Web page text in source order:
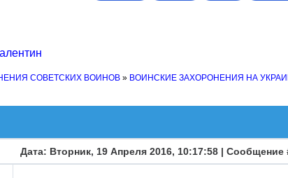
СОВЕТСКИХ ВОИНОВ » ВОИНСКИЕ ЗАХОРОНЕНИЯ НА
Дата: Вторник, 19 Апреля 2016, 10:17:58 | Сообщение